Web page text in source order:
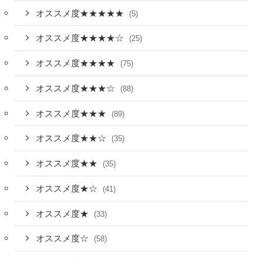
オススメ度★★★★★ (5)
オススメ度★★★★☆ (25)
オススメ度★★★★ (75)
オススメ度★★★☆ (88)
オススメ度★★★ (89)
オススメ度★★☆ (35)
オススメ度★★ (35)
オススメ度★☆ (41)
オススメ度★ (33)
オススメ度☆ (58)